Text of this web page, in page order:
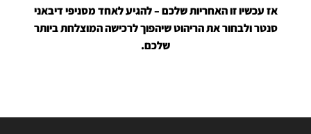
אז עכשיו זו האחריות שלכם – להגיע לאחד מסניפי דיבאני
סנטר ולבחור את הריהוט שיהפוך לרכישה המוצלחת ביותר
שלכם.